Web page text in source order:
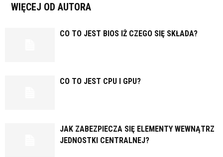
WIĘCEJ OD AUTORA
CO TO JEST BIOS IŻ CZEGO SIĘ SKŁADA?
CO TO JEST CPU I GPU?
JAK ZABEZPIECZA SIĘ ELEMENTY WEWNĄTRZ
JEDNOSTKI CENTRALNEJ?